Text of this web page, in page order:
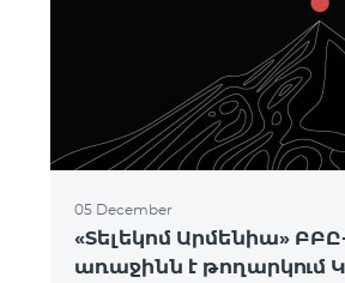
05 December
«Տելեկոմ Արմենիա»
առաջինն է թողարկում